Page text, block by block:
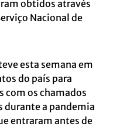
obtidos através
Nacional de
esta semana em
do país para
com os chamados
a pandemia
entraram antes de